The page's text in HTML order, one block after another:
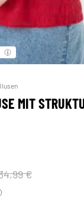
MIT
€